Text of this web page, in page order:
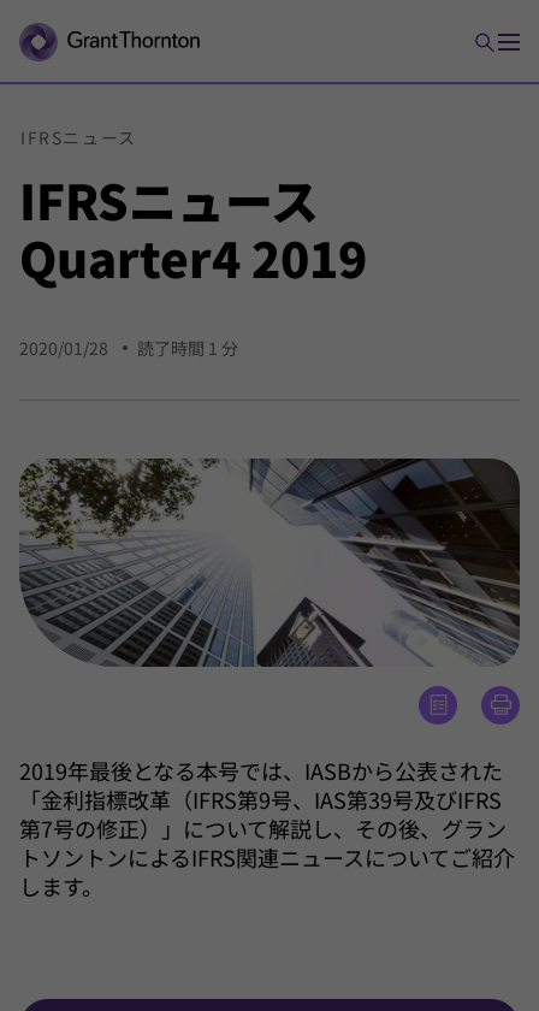
IFRSニュース
Quarter4 2019
IFRSニュース
2020/01/28 読了時間 1 分
2019年最後となる本号では、IASBから公表された
「金利指標改革（IFRS第9号、IAS第39号及びIFRS
第7号の修正）」について解説し、その後、グラン
トソントンによるIFRS関連ニュースについてご紹介
します。